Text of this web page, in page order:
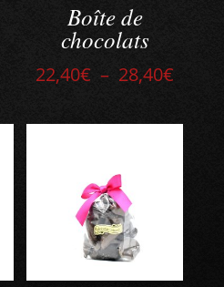
Boîte de
chocolats
22,40€ – 28,40€
prix :